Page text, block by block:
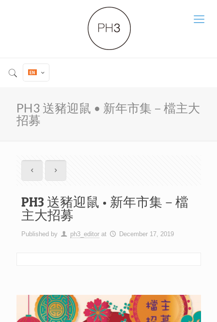
PH3 送豬迎鼠 • 新年市集－檔主大
招募
PH3 送豬迎鼠 • 新年市集－檔
主大招募
Published by ph3_editor at December 17, 2019